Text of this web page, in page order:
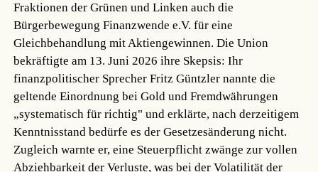
Fraktionen der Grünen und Linken auch die
Bürgerbewegung Finanzwende e.V. für eine
Gleichbehandlung mit Aktiengewinnen. Die Union
bekräftigte am 13. Juni 2026 ihre Skepsis: Ihr
finanzpolitischer Sprecher Fritz Güntzler nannte die
geltende Einordnung bei Gold und Fremdwährungen
„systematisch für richtig" und erklärte, nach derzeitigem
Kenntnisstand bedürfe es der Gesetzesänderung nicht.
Zugleich warnte er, eine Steuerpflicht zwänge zur vollen
Abziehbarkeit der Verluste, was bei der Volatilität der